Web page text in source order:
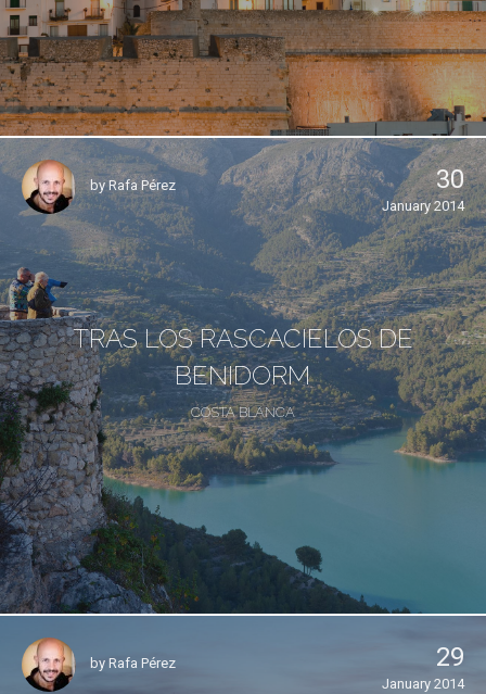
byRafa Pérez 30
January 2014
TRAS LOS RASCACIELOS DE
BENIDORM
COSTA BLANCA
by Rafa Pérez 29
January 2014